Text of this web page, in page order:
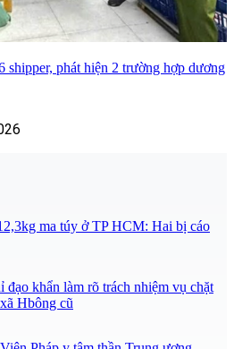
shipper, phát hiện 2 trường hợp dương
ma túy ở TP HCM: Hai bị cáo
khẩn làm rõ trách nhiệm vụ chặt
Hbông cũ